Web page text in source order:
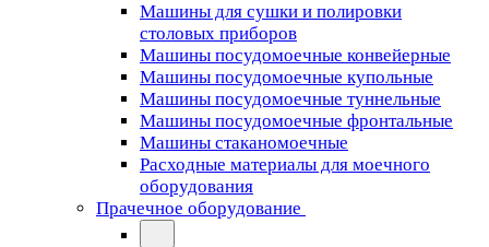
Машины для сушки и полировки
столовых приборов
Машины посудомоечные конвейерные
Машины посудомоечные купольные
Машины посудомоечные туннельные
Машины посудомоечные фронтальные
Машины стаканомоечные
Расходные материалы для моечного
оборудования
Прачечное оборудование